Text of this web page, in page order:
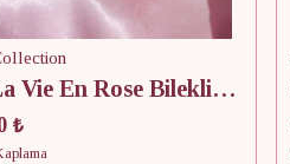
Belle La Vie En Rose Bileklik-Yüzük Set
₺